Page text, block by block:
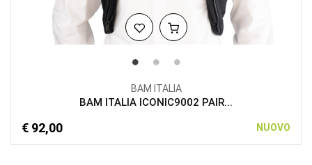
BAM ITALIA
BAM ITALIA ICONIC9002 PAIR...
€ 92,00 NUOVO